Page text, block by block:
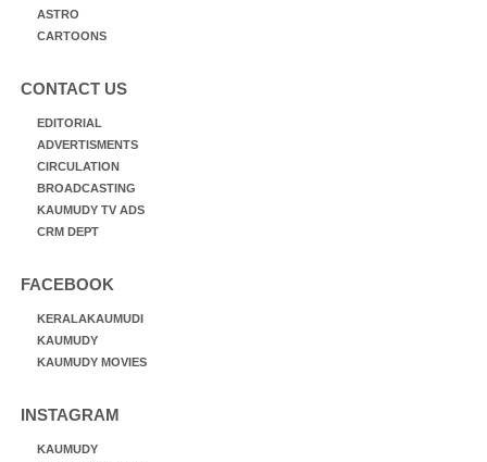
ASTRO
CARTOONS
CONTACT US
EDITORIAL
ADVERTISMENTS
CIRCULATION
BROADCASTING
KAUMUDY TV ADS
CRM DEPT
FACEBOOK
KERALAKAUMUDI
KAUMUDY
KAUMUDY MOVIES
INSTAGRAM
KAUMUDY